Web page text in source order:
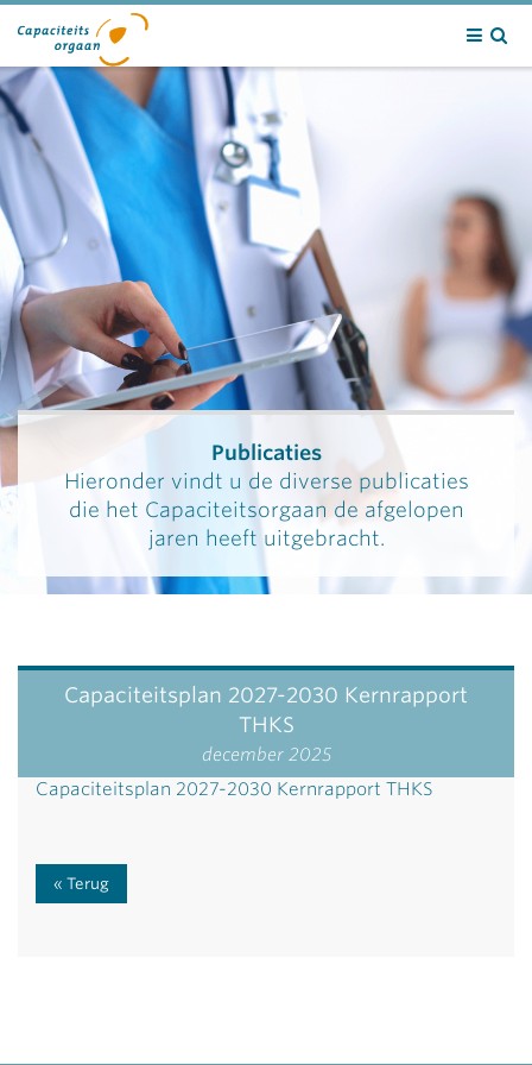
Publicaties
Hieronder vindt u de diverse publicaties
die het Capaciteitsorgaan de afgelopen
jaren heeft uitgebracht.
Capaciteitsplan 2027-2030 Kernrapport
THKS
december 2025
Capaciteitsplan 2027-2030 Kernrapport THKS
Terug